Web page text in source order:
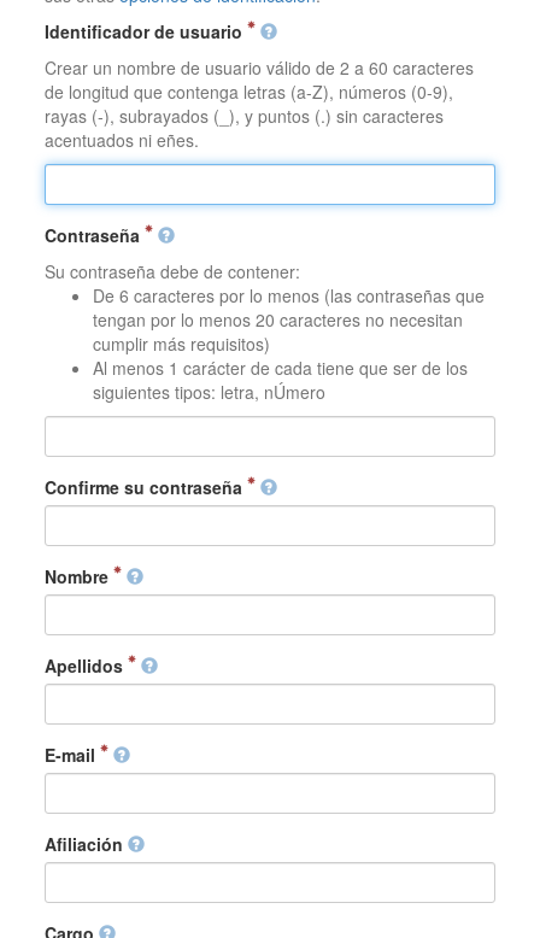
Identificador de usuario
Crear un nombre de usuario válido de 2 a 60 caracteres
de longitud que contenga letras (a-Z), números (0-9),
rayas (-), subrayados (_), y puntos (.) sin caracteres
acentuados ni eñes.
Contraseña
Su contraseña debe de contener:
De 6 caracteres por lo menos (las contraseñas que
tengan por lo menos 20 caracteres no necesitan
cumplir más requisitos)
Al menos 1 carácter de cada tiene que ser de los
siguientes tipos: letra, nÚmero
Confirme su contraseña
Nombre
Apellidos
E-mail
Afiliación
Cargo